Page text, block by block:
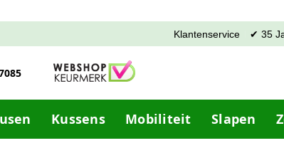
Klantenservice ✔ 35
Kussens Mobiliteit Slapen